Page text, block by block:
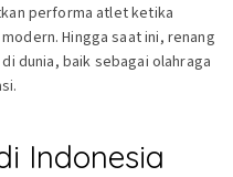
performa atlet ketika
Hingga saat ini, renang
dunia, baik sebagai olahraga
Indonesia